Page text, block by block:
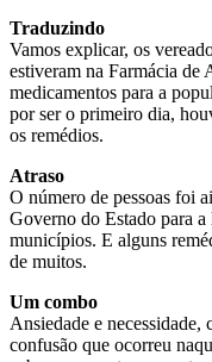
Traduzindo
Vamos explicar, os
estiveram na Farmácia de
medicamentos para a
por ser o primeiro dia,
os remédios.
Atraso
O número de pessoas foi
Governo do Estado para a
municípios. E alguns
de muitos.
Um combo
Ansiedade e
confusão que ocorreu